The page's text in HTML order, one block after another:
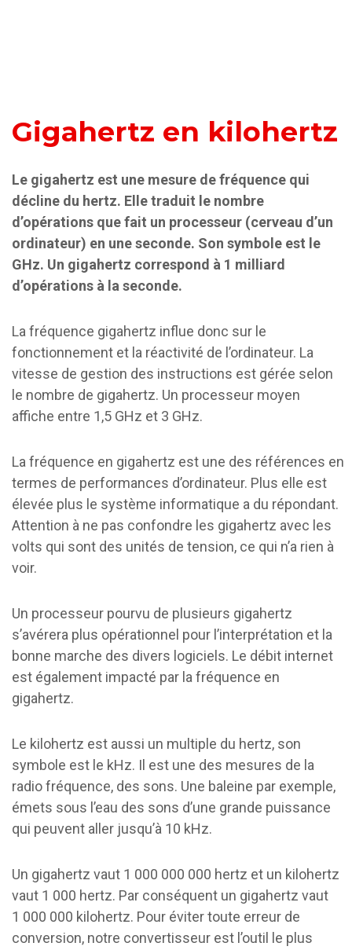
Gigahertz en kilohertz
Le gigahertz est une mesure de fréquence qui
décline du hertz. Elle traduit le nombre
d’opérations que fait un processeur (cerveau d’un
ordinateur) en une seconde. Son symbole est le
GHz. Un gigahertz correspond à 1 milliard
d’opérations à la seconde.
La fréquence gigahertz influe donc sur le
fonctionnement et la réactivité de l’ordinateur. La
vitesse de gestion des instructions est gérée selon
le nombre de gigahertz. Un processeur moyen
affiche entre 1,5 GHz et 3 GHz.
La fréquence en gigahertz est une des références en
termes de performances d’ordinateur. Plus elle est
élevée plus le système informatique a du répondant.
Attention à ne pas confondre les gigahertz avec les
volts qui sont des unités de tension, ce qui n’a rien à
voir.
Un processeur pourvu de plusieurs gigahertz
s’avérera plus opérationnel pour l’interprétation et la
bonne marche des divers logiciels. Le débit internet
est également impacté par la fréquence en
gigahertz.
Le kilohertz est aussi un multiple du hertz, son
symbole est le kHz. Il est une des mesures de la
radio fréquence, des sons. Une baleine par exemple,
émets sous l’eau des sons d’une grande puissance
qui peuvent aller jusqu’à 10 kHz.
Un gigahertz vaut 1 000 000 000 hertz et un kilohertz
vaut 1 000 hertz. Par conséquent un gigahertz vaut
1 000 000 kilohertz. Pour éviter toute erreur de
conversion, notre convertisseur est l’outil le plus